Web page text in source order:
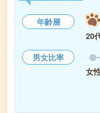
年齢層
20
男女比率
女